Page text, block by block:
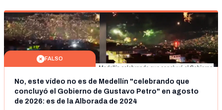
FALSO
No, este vídeo no es de Medellín "celebrando que
concluyó el Gobierno de Gustavo Petro" en agosto
de 2026: es de la Alborada de 2024